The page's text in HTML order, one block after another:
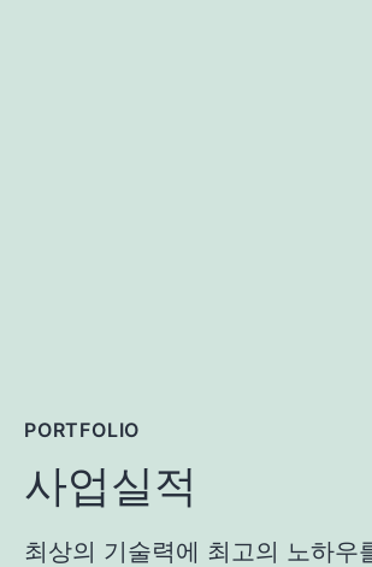
PORTFOLIO
사업실적
최상의 기술력에 최고의 노하우